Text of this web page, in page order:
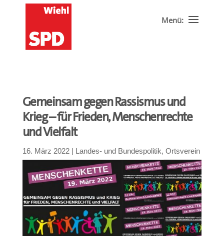
Gemeinsam gegen Rassismus und
Krieg – für Frieden, Menschenrechte
und Vielfalt
16. März 2022| Landes- und Bundespolitik, Ortsverein